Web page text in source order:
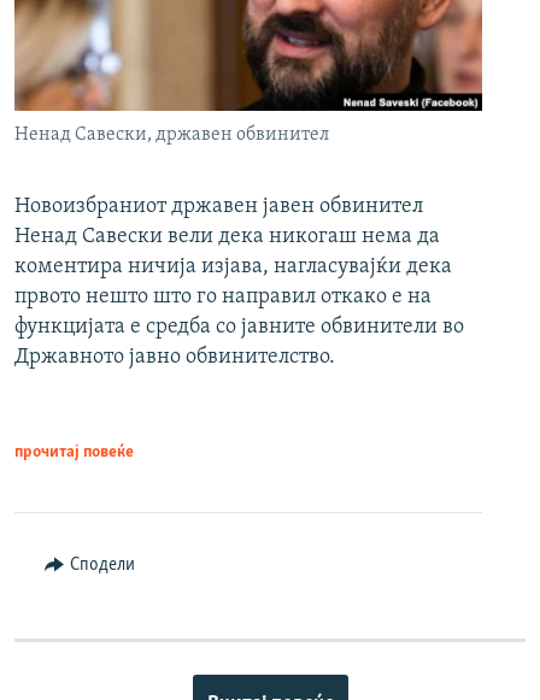
Ненад Савески, државен обвинител
Новоизбраниот државен јавен обвинител
Ненад Савески вели дека никогаш нема да
коментира ничија изјава, нагласувајќи дека
првото нешто што го направил откако е на
функцијата е средба со јавните обвинители во
Државното јавно обвинителство.
прочитај повеќе
Сподели